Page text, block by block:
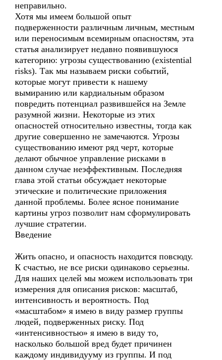
неправильно.
Хотя мы имеем большой опыт
подверженности различным личным, местным
или переносимым всемирным опасностям, эта
статья анализирует недавно появившуюся
категорию: угрозы существованию (existential
risks). Так мы называем риски событий,
которые могут привести к нашему
вымиранию или кардиальным образом
повредить потенциал развившейся на Земле
разумной жизни. Некоторые из этих
опасностей относительно известны, тогда как
другие совершенно не замечаются. Угрозы
существованию имеют ряд черт, которые
делают обычное управление рисками в
данном случае неэффективным. Последняя
глава этой статьи обсуждает некоторые
этические и политические приложения
данной проблемы. Более ясное понимание
картины угроз позволит нам сформулировать
лучшие стратегии.
Введение
Жить опасно, и опасность находится повсюду.
К счастью, не все риски одинаково серьезны.
Для наших целей мы можем использовать три
измерения для описания рисков: масштаб,
интенсивность и вероятность. Под
«масштабом» я имею в виду размер группы
людей, подверженных риску. Под
«интенсивностью» я имею в виду то,
насколько большой вред будет причинен
каждому индивидууму из группы. И под